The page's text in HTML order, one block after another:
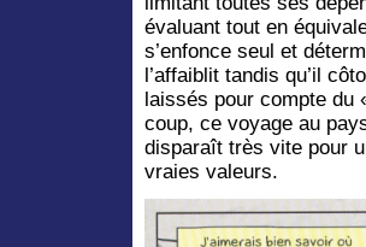
évaluant tout en
s’enfonce seul et
l’affaiblit tandis qu’il
laissés pour compte du
coup, ce voyage au
disparaît très vite pour
vraies valeurs.